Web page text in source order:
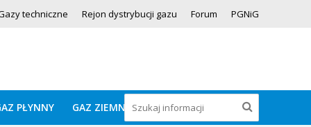
techniczne Rejon dystrybucji gazu Forum PGNiG
PŁYNNY GAZ ZIEMNY